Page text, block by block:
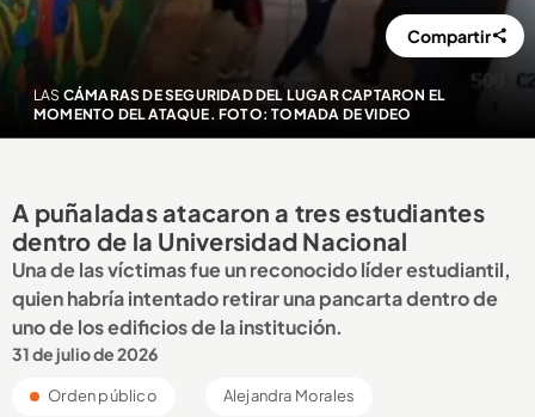
LAS CÁMARAS DE SEGURIDAD DEL LUGAR CAPTARON EL
MOMENTO DEL ATAQUE. FOTO: TOMADA DE VIDEO
Compartir
A puñaladas atacaron a tres estudiantes
dentro de la Universidad Nacional
Una de las víctimas fue un reconocido líder estudiantil,
quien habría intentado retirar una pancarta dentro de
uno de los edificios de la institución.
31 de julio de 2026
Orden público Alejandra Morales